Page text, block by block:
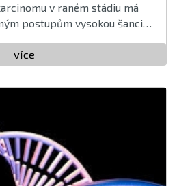
v raném stádiu má
postupům vysokou šanci
...
více